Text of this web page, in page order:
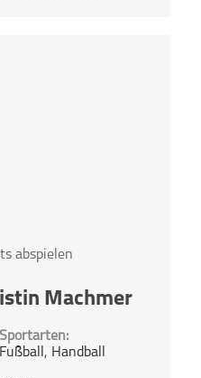
abspielen
Machmer
Sportarten:
Fußball , Handball